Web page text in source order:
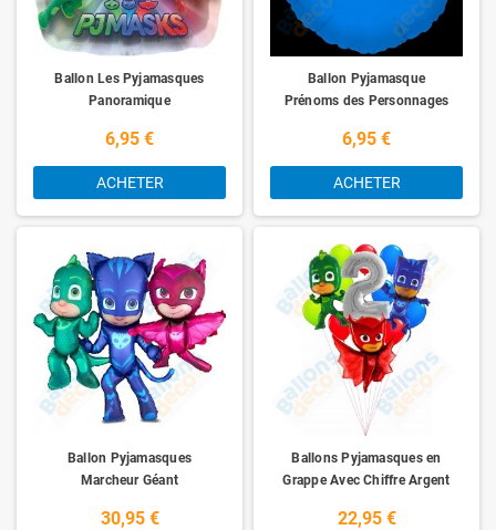
Ballon Les Pyjamasques
Panoramique
6,95 €
ACHETER
Ballon Pyjamasque
Prénoms des Personnages
6,95 €
ACHETER
Ballon Pyjamasques
Marcheur Géant
30,95 €
Ballons Pyjamasques en
Grappe Avec Chiffre Argent
22,95 €